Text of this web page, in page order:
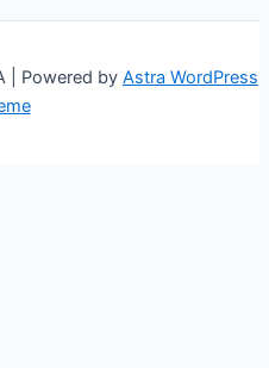
| Powered by Astra WordPress